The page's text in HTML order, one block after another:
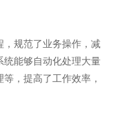
规范了业务操作，减
统能够自动化处理大量
，提高了工作效率，